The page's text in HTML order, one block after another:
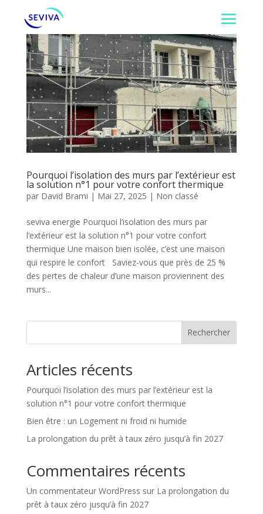
Pourquoi l’isolation des murs par l’extérieur est
la solution n°1 pour votre confort thermique
par David Brami | Mai 27, 2025 | Non classé
seviva energie Pourquoi l’isolation des murs par
l’extérieur est la solution n°1 pour votre confort
thermique Une maison bien isolée, c’est une maison
qui respire le confort Saviez-vous que près de 25 %
des pertes de chaleur d’une maison proviennent des
murs...
Rechercher
Articles récents
Pourquoi l’isolation des murs par l’extérieur est la
solution n°1 pour votre confort thermique
Bien être : un Logement ni froid ni humide
La prolongation du prêt à taux zéro jusqu’à fin 2027
Commentaires récents
Un commentateur WordPress sur La prolongation du
prêt à taux zéro jusqu’à fin 2027